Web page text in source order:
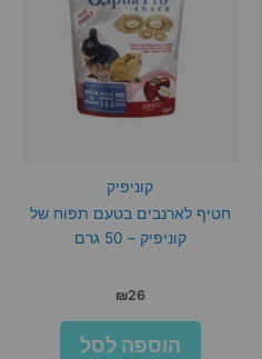
קוניפיק
חטיף לארנבים בטעם תפוח של
קוניפיק – 50 גרם
₪26
הוספה לסל